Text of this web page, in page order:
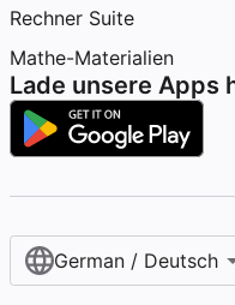
Rechner Suite
Mathe-Materialien
Lade unsere Apps
German / Deutsch